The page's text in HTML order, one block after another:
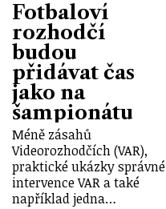
Fotbaloví
rozhodčí
budou
přidávat čas
jako na
šampionátu
Méně zásahů
Videorozhodčích (VAR),
praktické ukázky správné
intervence VAR a také
například jedna…